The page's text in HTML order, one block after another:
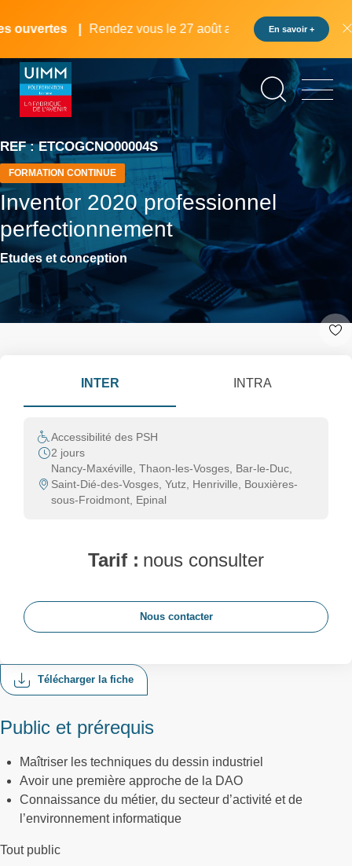
au
principal
Rendez vous le 27 août au pôle formation UIMM
En savoir +
REF : ETCOGCNO00004S
FORMATION CONTINUE
Inventor 2020 professionnel
perfectionnement
Etudes et conception
Télécharger la fiche
Public et prérequis
Maîtriser les techniques du dessin industriel
Avoir une première approche de la DAO
Connaissance du métier, du secteur d’activité et de
l’environnement informatique
Tout public
INTER INTRA
Accessibilité des PSH
2 jours
Nancy-Maxéville, Thaon-les-Vosges, Bar-le-Duc,
Saint-Dié-des-Vosges, Yutz, Henriville, Bouxières-
sous-Froidmont, Epinal
Tarif : nous consulter
Nous contacter